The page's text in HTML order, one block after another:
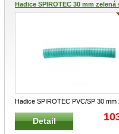
Hadice SPIROTEC 30 mm zelená
Hadice SPIROTEC PVC/SP 30 mm
metráž 6004 ZE 30 Flexibilní
Detail